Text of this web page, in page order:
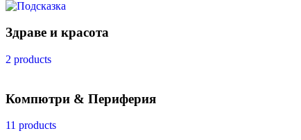
Здраве и красота
2 products
Компютри & Периферия
11 products